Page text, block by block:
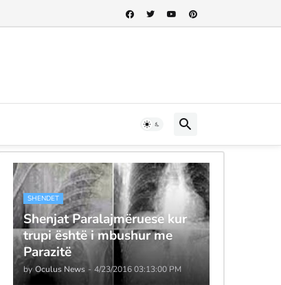
SHENDET
Shenjat Paralajmëruese kur
trupi është i mbushur me
Parazitë
by Oculus News - 4/23/2016 03:13:00 PM